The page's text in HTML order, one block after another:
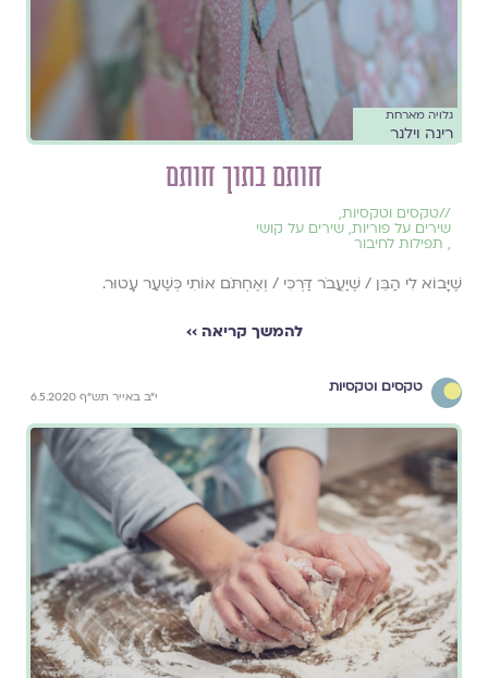
גלויה מארחת
רינה וילנר
חותם בתוך חותם
//טקסים וטקסיות,
שירים על פוריות, שירים על קושי
, תפילות לחיבור
שֶׁיָּבוֹא לִי הַבֵּן / שֶׁיַּעֲבֹר דַּרְכִּי / וְאֶחְתֹּם אוֹתִי כְּשַׁעַר עָטוּר.
להמשך קריאה ››
טקסים וטקסיות
י"ב באייר תש"ף 6.5.2020